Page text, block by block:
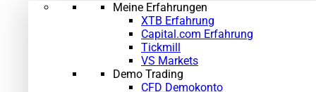
Meine Erfahrungen
XTB Erfahrung
Capital.com Erfahrung
Tickmill
VS Markets
Demo Trading
CFD Demokonto